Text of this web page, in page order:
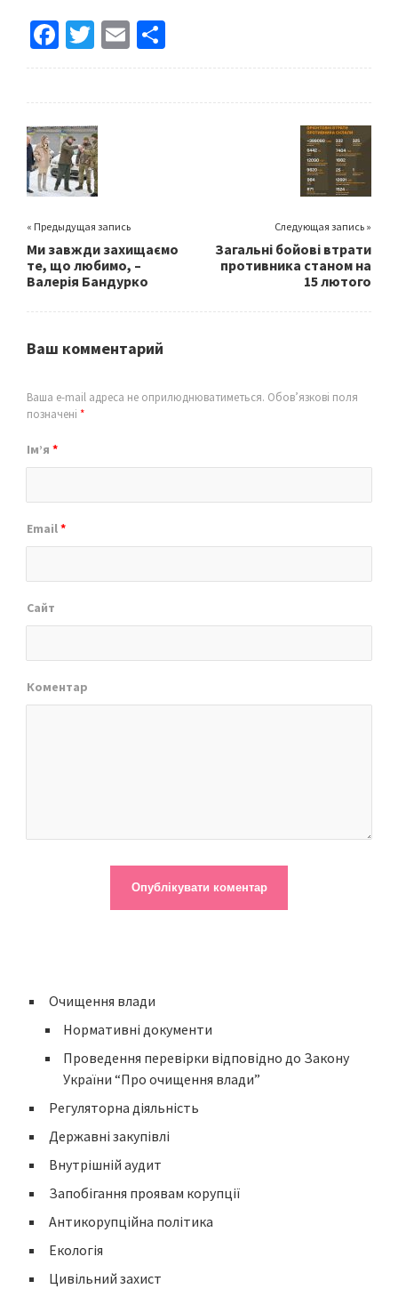
Fa
ce
o
o
k
T
wi
er
E
m h
« Предыдущая запись
Ми завжди захищаємо
те, що любимо, –
Валерія Бандурко
Следующая запись »
Загальні бойові втрати
противника станом на
15 лютого
Ваш комментарий
Ваша e-mail адреса не оприлюднюватиметься. Обов’язкові поля
позначені *
Ім’я *
Email*
Сайт
Коментар
Очищення влади
Нормативні документи
Проведення перевірки відповідно до Закону
України “Про очищення влади”
Регуляторна діяльність
Державні закупівлі
Внутрішній аудит
Запобігання проявам корупції
Антикорупційна політика
Екологія
Цивільний захист